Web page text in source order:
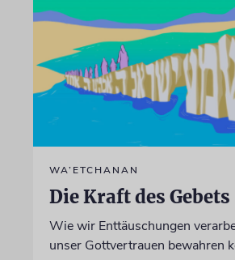
WA’ETCHANAN
Die Kraft des Gebets
Wie wir Enttäuschungen
unser Gottvertrauen bewahren